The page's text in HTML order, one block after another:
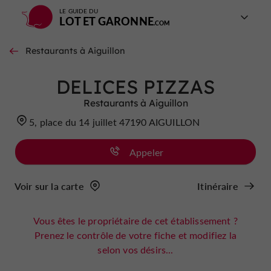
LE GUIDE DU
LOT ET GARONNE
Restaurants à Aiguillon
DELICES PIZZAS
Restaurants à Aiguillon
5, place du 14 juillet 47190 AIGUILLON
Appeler
Voir sur la carte Itinéraire
Vous êtes le propriétaire de cet établissement ?
Prenez le contrôle de votre fiche et modifiez la
selon vos désirs...